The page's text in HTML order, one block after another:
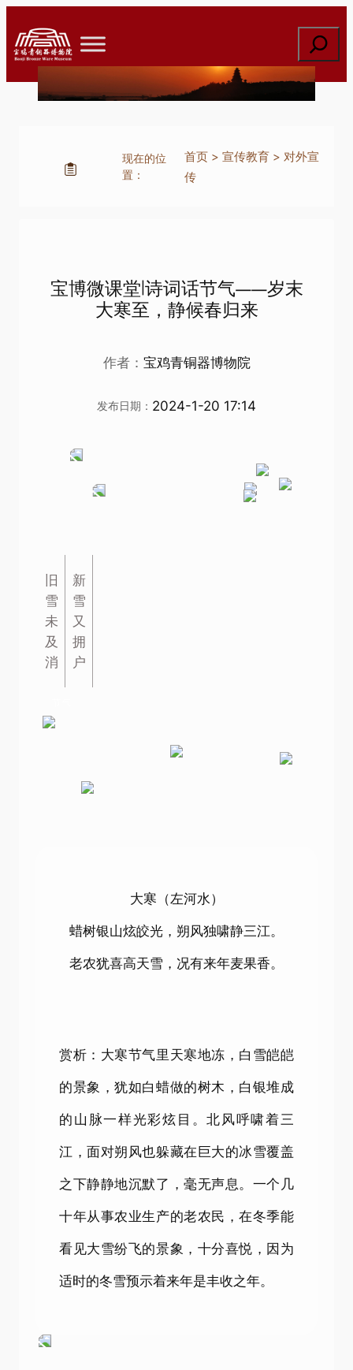
至
内
索
现在的位
置：
首页> 宣传教育> 对外宣
传
宝博微课堂|诗词话节气——岁末
大寒至，静候春归来
作者： 宝鸡青铜器博物院
发布日期： 2024-1-20 17:14
旧
雪
未
及
消
新
雪
又
拥
户
大寒（左河水）
蜡树银山炫皎光，朔风独啸静三江。
老农犹喜高天雪，况有来年麦果香。
赏析：大寒节气里天寒地冻，白雪皑皑
的景象，犹如白蜡做的树木，白银堆成
的山脉一样光彩炫目。北风呼啸着三
江，面对朔风也躲藏在巨大的冰雪覆盖
之下静静地沉默了，毫无声息。一个几
十年从事农业生产的老农民，在冬季能
看见大雪纷飞的景象，十分喜悦，因为
适时的冬雪预示着来年是丰收之年。